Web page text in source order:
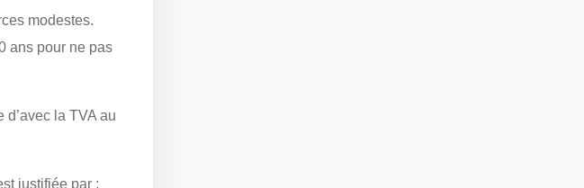
modestes.
ans pour ne pas
la TVA au
justifiée par :